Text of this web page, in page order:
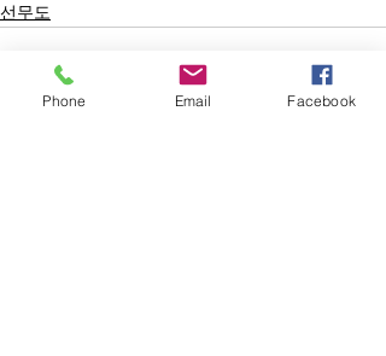
선무도
Phone Email Facebook